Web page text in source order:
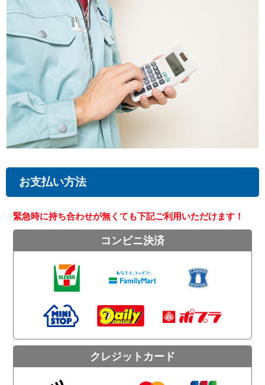
お支払い方法
緊急時に持ち合わせが無くても下記ご利用いただけます！
コンビニ決済
クレジットカード